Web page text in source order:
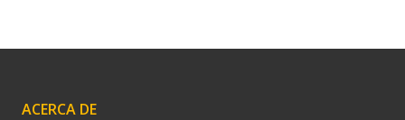
ACERCA DE